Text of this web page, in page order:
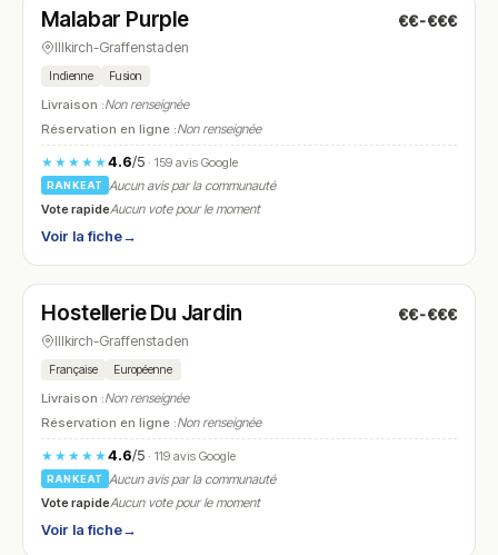
N° 22
Malabar Purple €€-€€€
Illkirch-Graffenstaden
Indienne Fusion
Livraison :Non renseignée
Réservation en ligne :Non renseignée
★★★★★4.6/5· 159 avis Google
RANKEAT
Aucun avis par la communauté
Vote rapideAucun vote pour le moment
Voir la fiche→
N° 23
Hostellerie Du Jardin €€-€€€
Illkirch-Graffenstaden
Française Européenne
Livraison :Non renseignée
Réservation en ligne :Non renseignée
★★★★★4.6/5· 119 avis Google
RANKEAT
Aucun avis par la communauté
Vote rapideAucun vote pour le moment
Voir la fiche→